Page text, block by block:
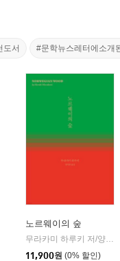
도서 #문학뉴스레터에소개
노르웨이의 숲
11,900원 (0% 할인)